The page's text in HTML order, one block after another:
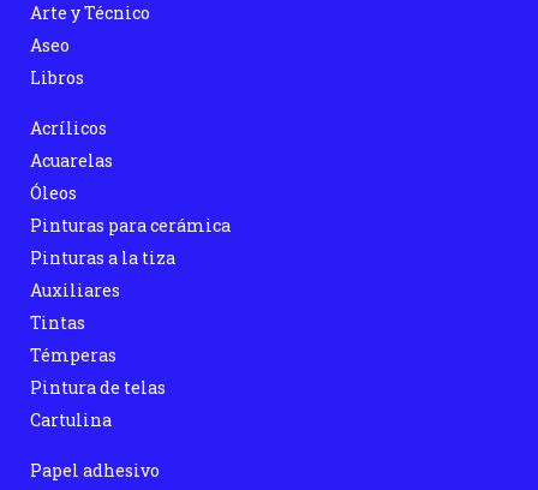
Arte y Técnico
Aseo
Libros
Acrílicos
Acuarelas
Óleos
Pinturas para cerámica
Pinturas a la tiza
Auxiliares
Tintas
Témperas
Pintura de telas
Cartulina
Papel adhesivo